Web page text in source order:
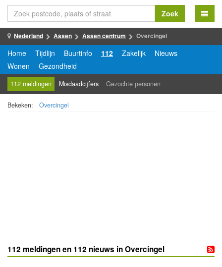
Zoek
Nederland Assen Assen centrum Overcingel
Home Tijdlijn Buurtinfo 112 Zakelijk
Nieuws
Wonen
Gezondheid
112 meldingen Misdaadcijfers Gezochte personen
Bekeken: Overcingel
112 meldingen en 112 nieuws in Overcingel